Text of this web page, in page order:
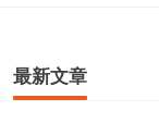
最新文章